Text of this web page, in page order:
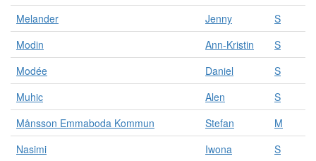
Melander
Jenny
S
Modin
Ann-Kristin
S
Modée
Daniel
S
Muhic
Alen
S
Månsson Emmaboda Kommun
Stefan
M
Nasimi
Iwona
S